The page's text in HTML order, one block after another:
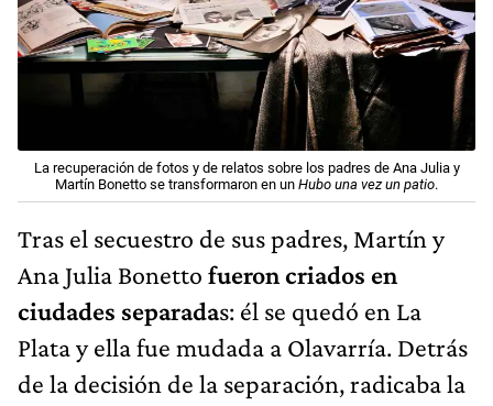
La recuperación de fotos y de relatos sobre los padres de Ana Julia y
Martín Bonetto se transformaron en un Hubo una vez un patio.
Tras el secuestro de sus padres, Martín y
Ana Julia Bonetto fueron criados en
ciudades separadas: él se quedó en La
Plata y ella fue mudada a Olavarría. Detrás
de la decisión de la separación, radicaba la